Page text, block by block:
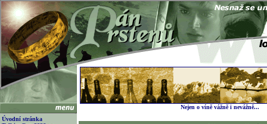
Úvodní stránka
Nejen o víně vážně i nevážně...